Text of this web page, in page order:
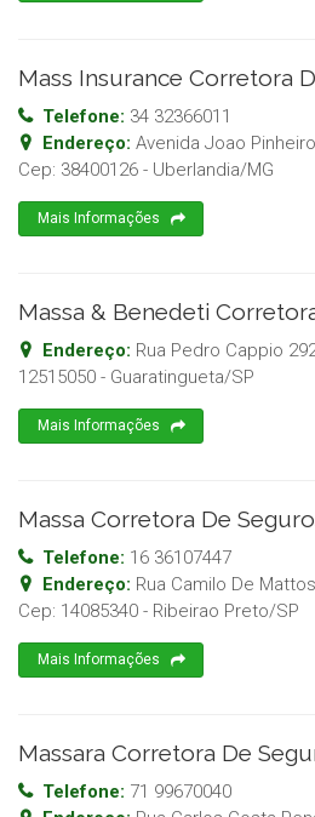
Mass Insurance Corretora
Telefone: 34 32366011
Endereço: Avenida Joao
Cep: 38400126 - Uberlandia/MG
Mais Informações
Massa & Benedeti
Endereço: Rua Pedro Cappio
12515050 - Guaratingueta/SP
Mais Informações
Massa Corretora De
Telefone: 16 36107447
Endereço: Rua Camilo De
Cep: 14085340 - Ribeirao Preto/SP
Mais Informações
Massara Corretora De
Telefone: 71 99670040